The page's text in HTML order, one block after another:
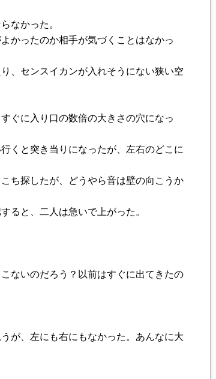
なかった。
かったのか相手が気づくことはなかっ
、センスイカンが入れそうにない狭い空
ぐに入り口の数倍の大きさの穴になっ
くと突き当りになったが、左右のどこに
ち探したが、どうやら音は壁の向こうか
ると、二人は急いで上がった。
ないのだろう？以前はすぐに出てきたの
が、左にも右にもなかった。あんなに大